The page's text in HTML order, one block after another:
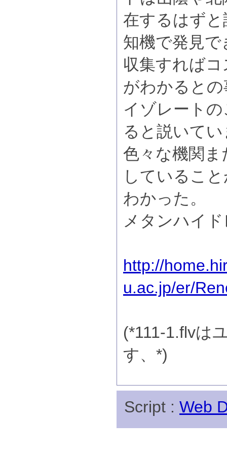
在するはず
知機で発見
収集すれば
がわかると
イゾレート
ると説いて
色々な機関
しているこ
わかった。
メタンハイ
http://
u.ac.jp/er/
(*111-1.flvは
す、*)
Script : Web